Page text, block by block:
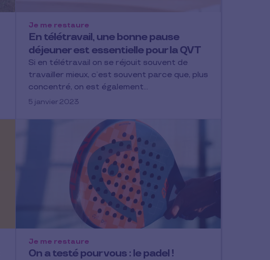
En télétravail, une bonne pause
déjeuner est essentielle pour la QVT
Je me restaure
Si en télétravail on se réjouit souvent de
travailler mieux, c’est souvent parce que, plus
concentré, on est également…
5 janvier 2023
On a testé pour vous : le padel !
Je me restaure